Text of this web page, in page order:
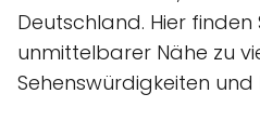
Deutschland. Hier finden
unmittelbarer Nähe zu
Sehenswürdigkeiten